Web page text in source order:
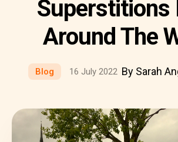
Superstitions
Around The
Blog 16 July 2022 By Sarah